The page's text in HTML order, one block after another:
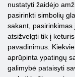
nustatyti žaidėjo
pasirinkti simbolių
sakant,
atsižvelgti tik į
pavadinimus.
aprūpinta ypatingų
galimybė pataisyti